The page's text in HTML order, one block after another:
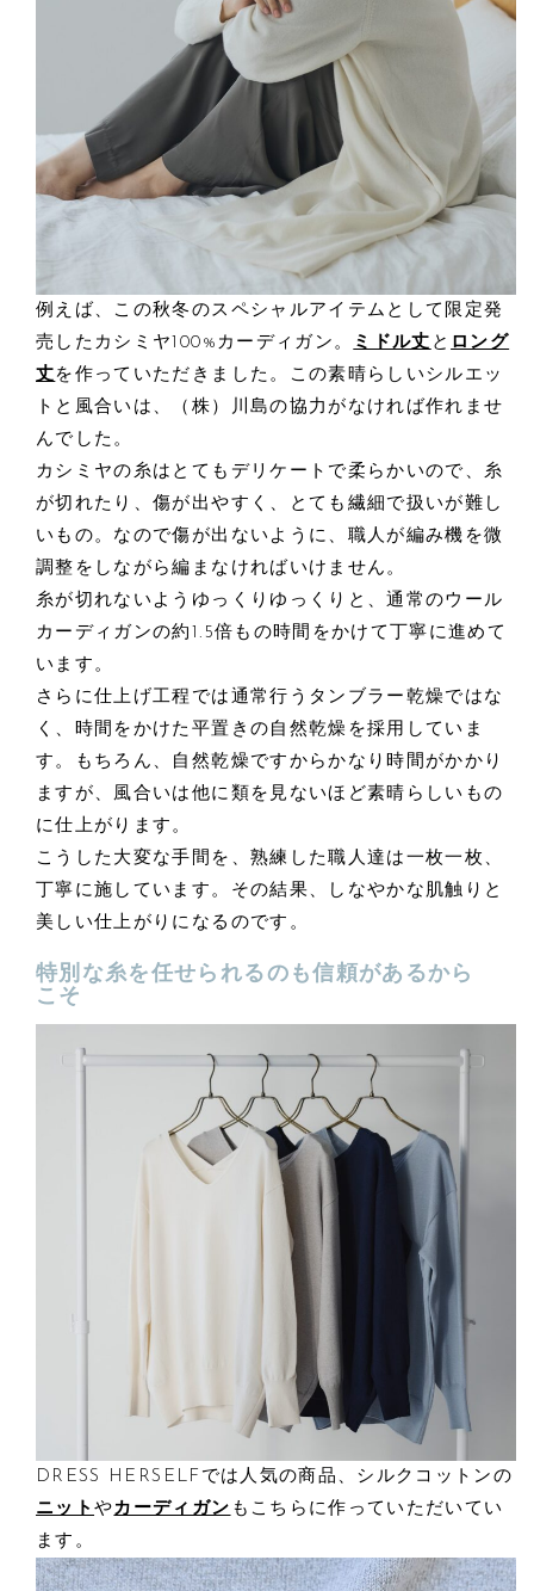
例えば、この秋冬のスペシャルアイテムとして限定発
売したカシミヤ100%カーディガン。
ミドル丈 と ロング
丈 を作っていただきました。この素晴らしいシルエッ
トと風合いは、（株）川島の協力がなければ作れませ
んでした。
カシミヤの糸はとてもデリケートで柔らかいので、糸
が切れたり、傷が出やすく、とても繊細で扱いが難し
いもの。なので傷が出ないように、職人が編み機を微
調整をしながら編まなければいけません。
糸が切れないようゆっくりゆっくりと、通常のウール
カーディガンの約1.5倍もの時間をかけて丁寧に進めて
います。
さらに仕上げ工程では通常行うタンブラー乾燥ではな
く、時間をかけた平置きの自然乾燥を採用していま
す。もちろん、自然乾燥ですからかなり時間がかかり
ますが、風合いは他に類を見ないほど素晴らしいもの
に仕上がります。
こうした大変な手間を、熟練した職人達は一枚一枚、
丁寧に施しています。その結果、しなやかな肌触りと
美しい仕上がりになるのです。
特別な糸を任せられるのも信頼があるから
こそ
DRESS HERSELFでは人気の商品、シルクコットンの
ニットやカーディガン もこちらに作っていただいてい
ます。